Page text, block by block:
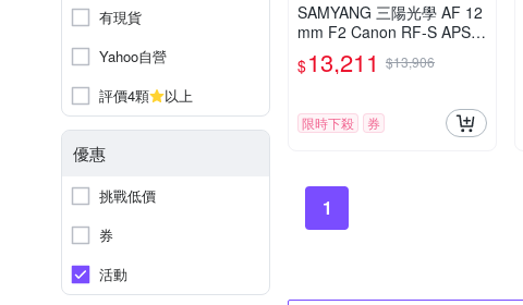
有現貨
Yahoo自營
評價4顆
以上
優惠
挑戰低價
券
活動
SAMYANG 三陽光學 AF 12
mm F2 Canon RF-S APS-C
自動對焦鏡頭 公司貨
$13,211 $13,906
限時下殺 券
1